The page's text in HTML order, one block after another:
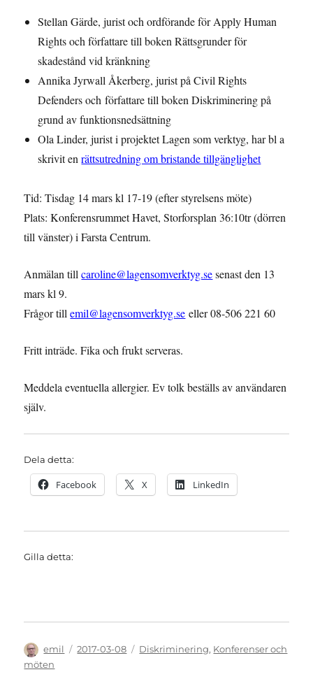
Stellan Gärde, jurist och ordförande för Apply Human
Rights och författare till boken Rättsgrunder för
skadestånd vid kränkning
Annika Jyrwall Åkerberg, jurist på Civil Rights
Defenders och författare till boken Diskriminering på
grund av funktionsnedsättning
Ola Linder, jurist i projektet Lagen som verktyg, har bl a
skrivit enrättsutredning om bristande tillgänglighet
Tid: Tisdag 14 mars kl 17-19 (efter styrelsens möte)
Plats: Konferensrummet Havet, Storforsplan 36:10tr (dörren
till vänster) i Farsta Centrum.
Anmälan tillcaroline@lagensomverktyg.sesenast den 13
mars kl 9.
Frågor tillemil@lagensomverktyg.se eller 08-506 221 60
Fritt inträde. Fika och frukt serveras.
Meddela eventuella allergier. Ev tolk beställs av användaren
själv.
Dela detta:
Facebook X LinkedIn
Gilla detta:
Författare
emil
Publicerat
2017-03-08 Kategorier
Diskriminering, Konferenser och
möten